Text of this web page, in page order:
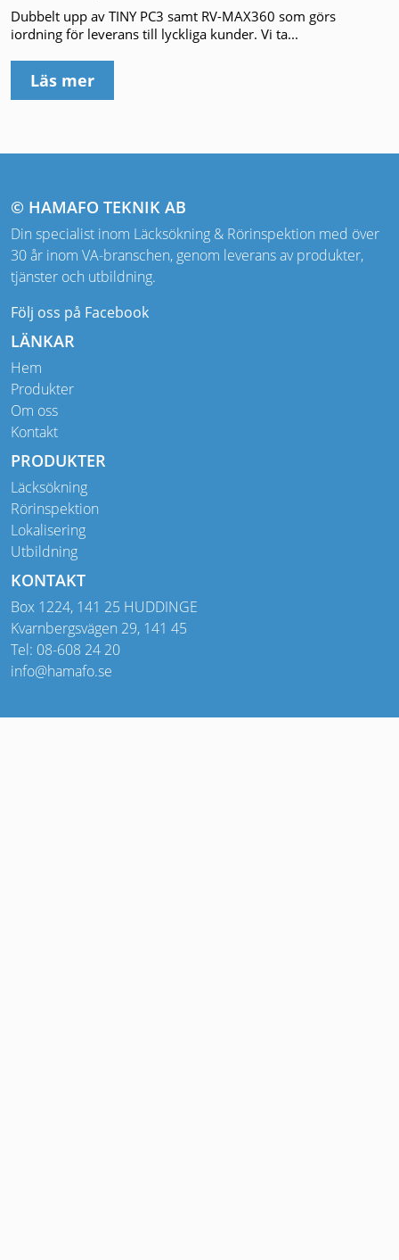
Dubbelt upp av TINY PC3 samt RV-MAX360 som görs
iordning för leverans till lyckliga kunder. Vi ta...
Läs mer
© HAMAFO TEKNIK AB
Din specialist inom Läcksökning & Rörinspektion med över
30 år inom VA-branschen, genom leverans av produkter,
tjänster och utbildning.
Följ oss på Facebook
LÄNKAR
Hem
Produkter
Om oss
Kontakt
PRODUKTER
Läcksökning
Rörinspektion
Lokalisering
Utbildning
KONTAKT
Box 1224, 141 25 HUDDINGE
Kvarnbergsvägen 29, 141 45
Tel: 08-608 24 20
info@hamafo.se